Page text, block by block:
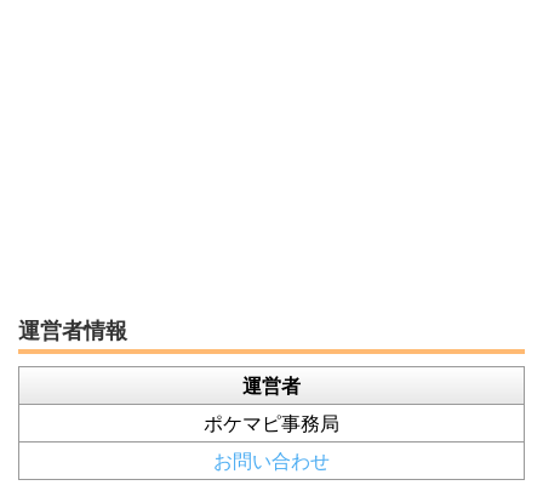
運営者情報
運営者
ポケマピ事務局
お問い合わせ